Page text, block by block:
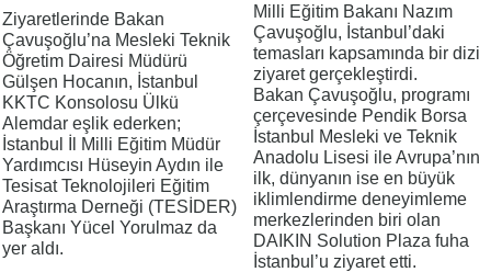
Ziyaretlerinde Bakan
Çavuşoğlu’na Mesleki Teknik
Öğretim Dairesi Müdürü
Gülşen Hocanın, İstanbul
KKTC Konsolosu Ülkü
Alemdar eşlik ederken;
İstanbul İl Milli Eğitim Müdür
Yardımcısı Hüseyin Aydın ile
Tesisat Teknolojileri Eğitim
Araştırma Derneği (TESİDER)
Başkanı Yücel Yorulmaz da
yer aldı.
Milli Eğitim Bakanı Nazım
Çavuşoğlu, İstanbul’daki
temasları kapsamında bir dizi
ziyaret gerçekleştirdi.
Bakan Çavuşoğlu, programı
çerçevesinde Pendik Borsa
İstanbul Mesleki ve Teknik
Anadolu Lisesi ile Avrupa’nın
ilk, dünyanın ise en büyük
iklimlendirme deneyimleme
merkezlerinden biri olan
DAIKIN Solution Plaza fuha
İstanbul’u ziyaret etti.